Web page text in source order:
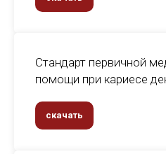
Стандарт первичной
помощи при кариесе
скачать